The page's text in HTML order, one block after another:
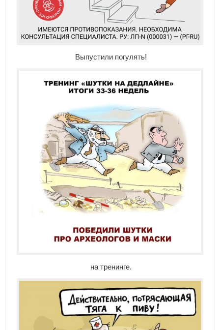
Выпустили погулять!
на тренинге.